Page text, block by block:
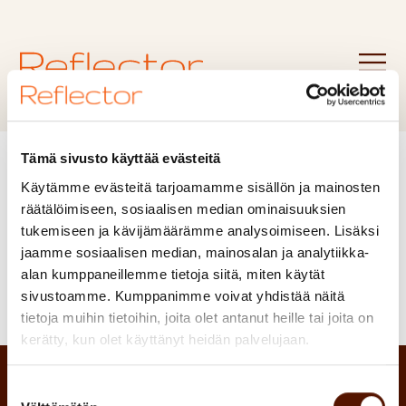
Tämä sivusto käyttää evästeitä
Käytämme evästeitä tarjoamamme sisällön ja mainosten
räätälöimiseen, sosiaalisen median ominaisuuksien
tukemiseen ja kävijämäärämme analysoimiseen. Lisäksi
jaamme sosiaalisen median, mainosalan ja analytiikka-
alan kumppaneillemme tietoja siitä, miten käytät
sivustoamme. Kumppanimme voivat yhdistää näitä
tietoja muihin tietoihin, joita olet antanut heille tai joita on
kerätty, kun olet käyttänyt heidän palvelujaan.
Blogi
Suodata